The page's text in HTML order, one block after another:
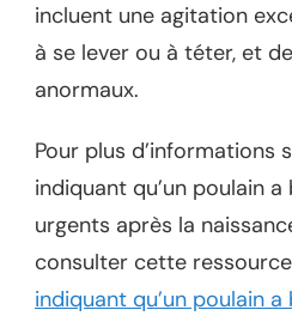
incluent une agitation
à se lever ou à téter, et
anormaux.
Pour plus d’informations
indiquant qu’un poulain
urgents après la
consulter cette
indiquant qu’un poulain